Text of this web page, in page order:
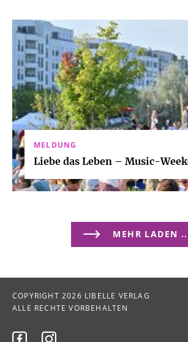
MELDUNG
Liebe das Leben – Music-
MEHR LADEN
COPYRIGHT 2026 LIBELLE VERLAG
ALLE RECHTE VORBEHALTEN